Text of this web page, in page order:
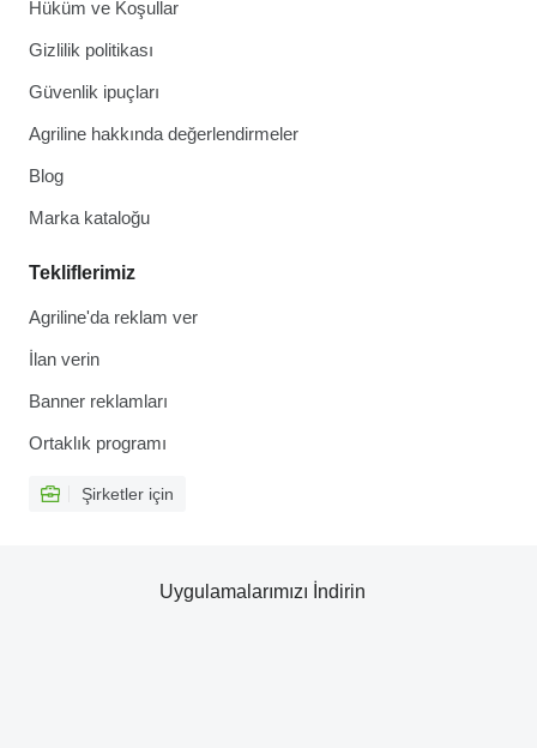
Hüküm ve Koşullar
Gizlilik politikası
Güvenlik ipuçları
Agriline hakkında değerlendirmeler
Blog
Marka kataloğu
Tekliflerimiz
Agriline'da reklam ver
İlan verin
Banner reklamları
Ortaklık programı
Şirketler için
Uygulamalarımızı İndirin